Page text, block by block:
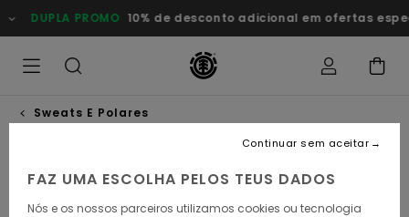
para
a
DUPLA PROMO 10% de desconto adicional em ofertas especiais
Sweats E Polares
FAZ UMA ESCOLHA PELOS TEUS DADOS
Nós e os nossos parceiros utilizamos cookies ou tecnologia
Continuar sem aceitar